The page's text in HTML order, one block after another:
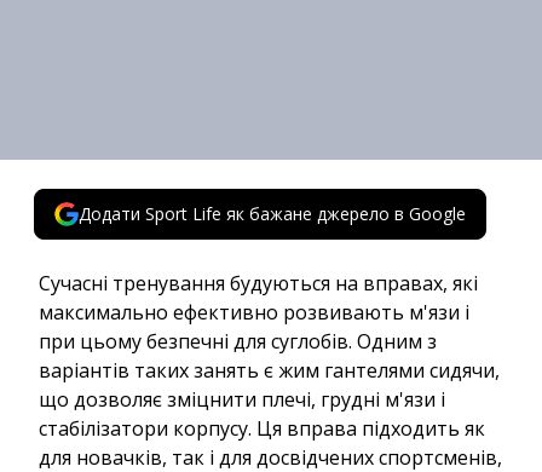
Додати Sport Life як бажане джерело в Google
Сучасні тренування будуються на вправах, які
максимально ефективно розвивають м'язи і
при цьому безпечні для суглобів. Одним з
варіантів таких занять є жим гантелями сидячи,
що дозволяє зміцнити плечі, грудні м'язи і
стабілізатори корпусу. Ця вправа підходить як
для новачків, так і для досвідчених спортсменів,